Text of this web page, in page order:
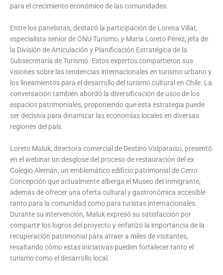
para el crecimiento económico de las comunidades.
Entre los panelistas, destacó la participación de Lorena Villar,
especialista senior de ONU Turismo, y María Loreto Pérez, jefa de
la División de Articulación y Planificación Estratégica de la
Subsecretaría de Turismo. Estos expertos compartieron sus
visiones sobre las tendencias internacionales en turismo urbano y
los lineamientos para el desarrollo del turismo cultural en Chile. La
conversación también abordó la diversificación de usos de los
espacios patrimoniales, proponiendo que esta estrategia puede
ser decisiva para dinamizar las economías locales en diversas
regiones del país.
Loreto Maluk, directora comercial de Destino Valparaíso, presentó
en el webinar un desglose del proceso de restauración del ex
Colegio Alemán, un emblemático edificio patrimonial de Cerro
Concepción que actualmente alberga el Museo del Inmigrante,
además de ofrecer una oferta cultural y gastronómica accesible
tanto para la comunidad como para turistas internacionales.
Durante su intervención, Maluk expresó su satisfacción por
compartir los logros del proyecto y enfatizó la importancia de la
recuperación patrimonial para atraer a miles de visitantes,
resaltando cómo estas iniciativas pueden fortalecer tanto el
turismo como el desarrollo local.